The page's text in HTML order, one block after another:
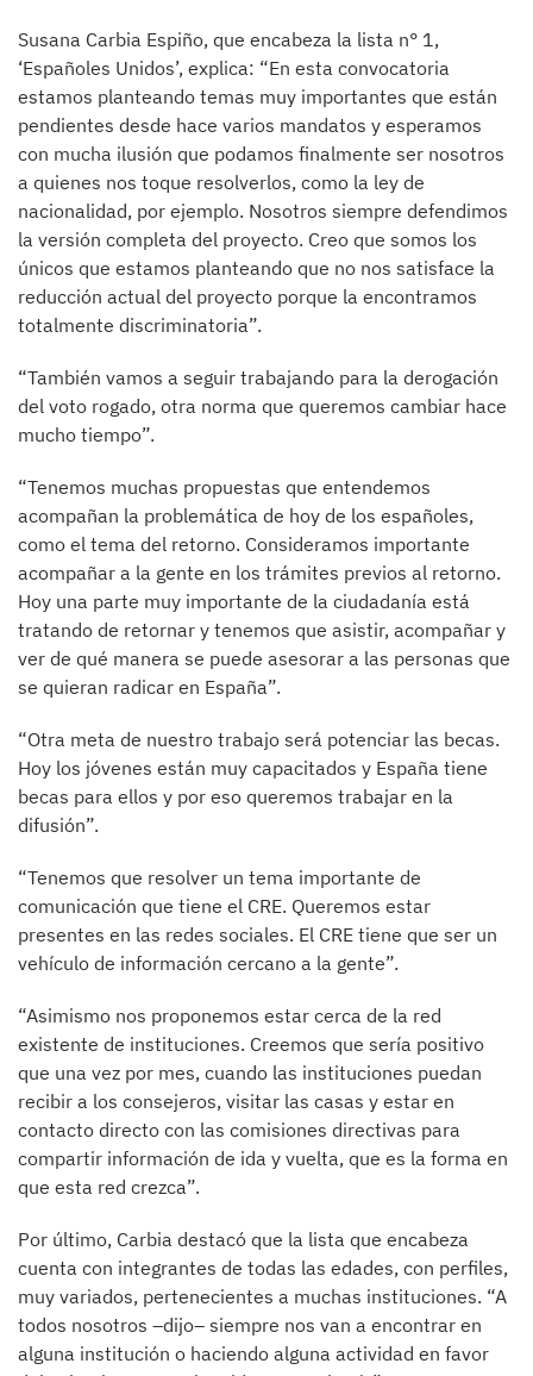
Susana Carbia Espiño, que encabeza la lista n° 1,
‘Españoles Unidos’, explica: “En esta convocatoria
estamos planteando temas muy importantes que están
pendientes desde hace varios mandatos y esperamos
con mucha ilusión que podamos finalmente ser nosotros
a quienes nos toque resolverlos, como la ley de
nacionalidad, por ejemplo. Nosotros siempre defendimos
la versión completa del proyecto. Creo que somos los
únicos que estamos planteando que no nos satisface la
reducción actual del proyecto porque la encontramos
totalmente discriminatoria”.
“También vamos a seguir trabajando para la derogación
del voto rogado, otra norma que queremos cambiar hace
mucho tiempo”.
“Tenemos muchas propuestas que entendemos
acompañan la problemática de hoy de los españoles,
como el tema del retorno. Consideramos importante
acompañar a la gente en los trámites previos al retorno.
Hoy una parte muy importante de la ciudadanía está
tratando de retornar y tenemos que asistir, acompañar y
ver de qué manera se puede asesorar a las personas que
se quieran radicar en España”.
“Otra meta de nuestro trabajo será potenciar las becas.
Hoy los jóvenes están muy capacitados y España tiene
becas para ellos y por eso queremos trabajar en la
difusión”.
“Tenemos que resolver un tema importante de
comunicación que tiene el CRE. Queremos estar
presentes en las redes sociales. El CRE tiene que ser un
vehículo de información cercano a la gente”.
“Asimismo nos proponemos estar cerca de la red
existente de instituciones. Creemos que sería positivo
que una vez por mes, cuando las instituciones puedan
recibir a los consejeros, visitar las casas y estar en
contacto directo con las comisiones directivas para
compartir información de ida y vuelta, que es la forma en
que esta red crezca”.
Por último, Carbia destacó que la lista que encabeza
cuenta con integrantes de todas las edades, con perfiles,
muy variados, pertenecientes a muchas instituciones. “A
todos nosotros –dijo– siempre nos van a encontrar en
alguna institución o haciendo alguna actividad en favor